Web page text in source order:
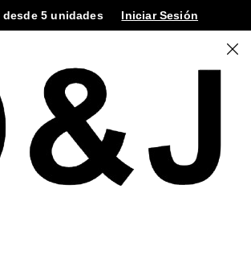
desde 5 unidades Iniciar Sesión